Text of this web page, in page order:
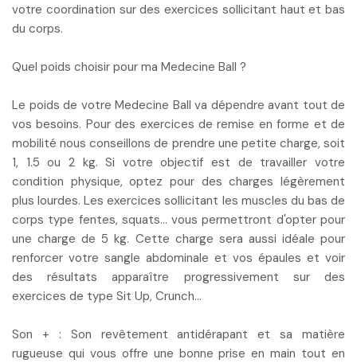
votre coordination sur des exercices sollicitant haut et bas
du corps.
Quel poids choisir pour ma Medecine Ball ?
Le poids de votre Medecine Ball va dépendre avant tout de
vos besoins. Pour des exercices de remise en forme et de
mobilité nous conseillons de prendre une petite charge, soit
1, 1.5 ou 2 kg. Si votre objectif est de travailler votre
condition physique, optez pour des charges légèrement
plus lourdes. Les exercices sollicitant les muscles du bas de
corps type fentes, squats… vous permettront d'opter pour
une charge de 5 kg. Cette charge sera aussi idéale pour
renforcer votre sangle abdominale et vos épaules et voir
des résultats apparaître progressivement sur des
exercices de type Sit Up, Crunch…
Son + : Son revêtement antidérapant et sa matière
rugueuse qui vous offre une bonne prise en main tout en